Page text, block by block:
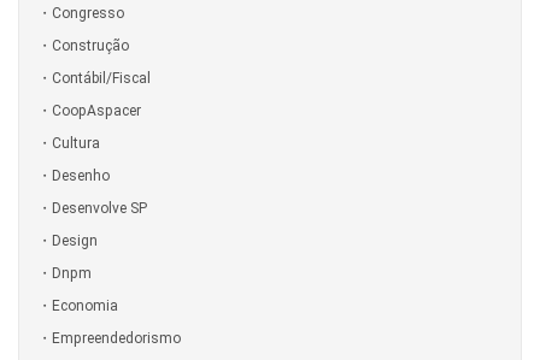
Congresso
Construção
Contábil/Fiscal
CoopAspacer
Cultura
Desenho
Desenvolve SP
Design
Dnpm
Economia
Empreendedorismo